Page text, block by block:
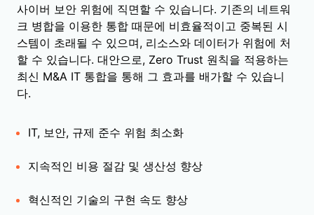
사이버 보안 위험에 직면할 수 있습니다. 기존의 네트워
크 병합을 이용한 통합 때문에 비효율적이고 중복된 시
스템이 초래될 수 있으며, 리소스와 데이터가 위험에 처
할 수 있습니다. 대안으로, Zero Trust 원칙을 적용하는
최신 M&A IT 통합을 통해 그 효과를 배가할 수 있습니
다.
IT, 보안, 규제 준수 위험 최소화
지속적인 비용 절감 및 생산성 향상
혁신적인 기술의 구현 속도 향상